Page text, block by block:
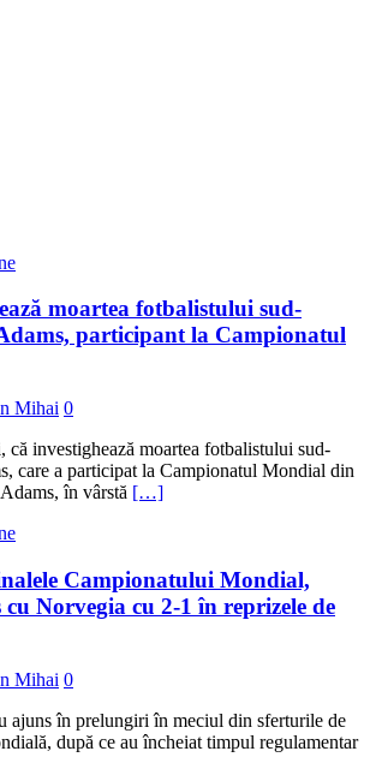
moartea fotbalistului sud-
participant la Campionatul
Mihai 0
că investighează moartea fotbalistului sud-
care a participat la Campionatul Mondial din
în vârstă […]
Campionatului Mondial,
Norvegia cu 2-1 în reprizele de
Mihai 0
ajuns în prelungiri în meciul din sferturile de
după ce au încheiat timpul regulamentar